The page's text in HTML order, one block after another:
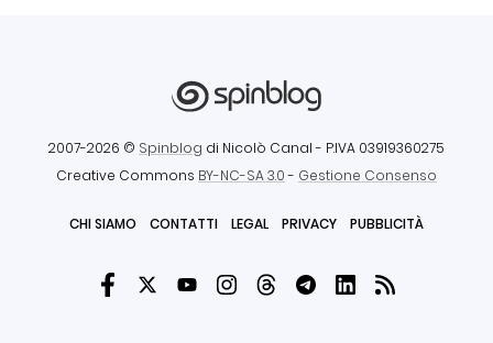
2007-2026 © Spinblog di Nicolò Canal - P.IVA 03919360275
Creative Commons BY-NC-SA 3.0- Gestione Consenso
CHI SIAMO CONTATTI LEGAL PRIVACY PUBBLICITÀ